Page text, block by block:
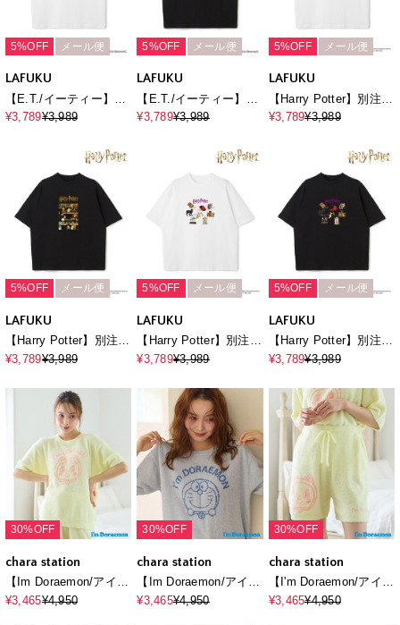
5%OFF メール便
LAFUKU
【E.T./イーティー】ム
ービーグラフィックプ
Movie Scene Graphic
T-Shirt《UNISEX》
¥3,789¥3,989
5%OFF メール便
LAFUKU
【E.T./イーティー】ム
ービーグラフィックプ
Movie Scene Graphic
T-Shirt《UNISEX》
¥3,789¥3,989
5%OFF メール便
LAFUKU
【Harry Potter】別注 /
ハリー・ポッターフォ
shirt《UNISEX》
¥3,789¥3,989
5%OFF メール便
LAFUKU
【Harry Potter】別注 /
ハリー・ポッターフォ
Sleeve T-
shirt《UNISEX》
¥3,789¥3,989
5%OFF メール便
LAFUKU
【Harry Potter】別注 /
ハリー・ポッターグラ
Over Harf Sleeve
Graphic T-
shirt《UNISEX》
¥3,789¥3,989
5%OFF メール便
LAFUKU
【Harry Potter】別注 /
ハリー・ポッターグラ
Over Harf Sleeve
Graphic T-
shirt《UNISEX》
¥3,789¥3,989
30%OFF
chara station
【Im Doraemon/アイム
ドラえもん】もちふわ
¥3,465¥4,950
30%OFF
chara station
【Im Doraemon/アイム
ドラえもん】もちふわ
¥3,465¥4,950
30%OFF
chara station
【I'm Doraemon/アイム
ドラえもん】もちふわ
¥3,465¥4,950